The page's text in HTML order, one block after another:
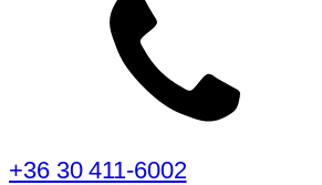
+36 30 411-6002